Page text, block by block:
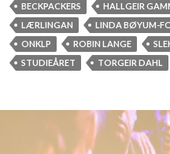
BECKPACKERS HALLGEIR
LÆRLINGAN
LINDA BØYUM-
ONKLP
ROBIN LANGE
STUDIEÅRET
TORGEIR DAHL